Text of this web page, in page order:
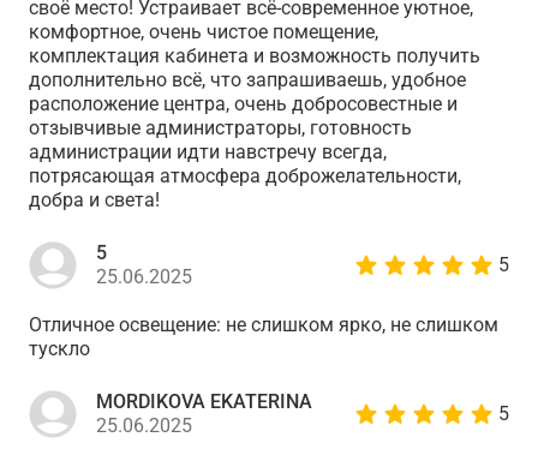
своё место! Устраивает всё-современное уютное,
комфортное, очень чистое помещение,
комплектация кабинета и возможность получить
дополнительно всё, что запрашиваешь, удобное
расположение центра, очень добросовестные и
отзывчивые администраторы, готовность
администрации идти навстречу всегда,
потрясающая атмосфера доброжелательности,
добра и света!
5
25.06.2025
5
Отличное освещение: не слишком ярко, не слишком
тускло
MORDIKOVA EKATERINA
25.06.2025
5